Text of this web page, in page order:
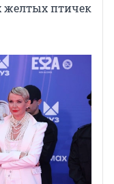
желтых птичек